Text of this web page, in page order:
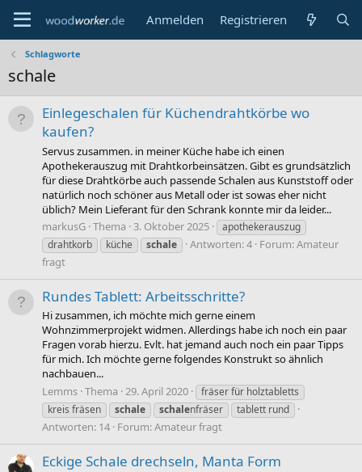
Anmelden Registrieren
Schlagworte
schale
Einlegeschalen für Küchendrahtkörbe wo
kaufen?
Servus zusammen. in meiner Küche habe ich einen
Apothekerauszug mit Drahtkorbeinsätzen. Gibt es grundsätzlich
für diese Drahtkörbe auch passende Schalen aus Kunststoff oder
natürlich noch schöner aus Metall oder ist sowas eher nicht
üblich? Mein Lieferant für den Schrank konnte mir da leider...
markusG Thema 3. Oktober 2025
apothekerauszug
drahtkorb
küche schale Antworten: 4 Forum:Amateur
fragt
Rundes Tablett: Arbeitsschritte?
Hi zusammen, ich möchte mich gerne einem
Wohnzimmerprojekt widmen. Allerdings habe ich noch ein paar
Fragen vorab hierzu. Evlt. hat jemand auch noch ein paar Tipps
für mich. Ich möchte gerne folgendes Konstrukt so ähnlich
nachbauen...
Lemms Thema 29. April 2020
fräser für holztabletts
kreis fräsen
schale schalenfräser tablett rund
Antworten: 14 Forum:Amateur fragt
Eckige Schale drechseln, Manta Form